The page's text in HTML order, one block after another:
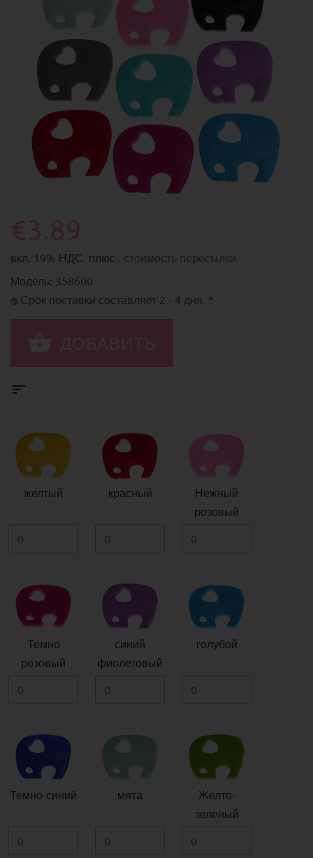
вкл. 19% НДС. плюс . стоимость пересылки
Модель: 358600
Срок поставки составляет 2 - 4 дня. *
желтый красный
Нежный
розовый
Темно
розовый
синий
фиолетовый
голубой
Темно-синий мята
Желто-
зеленый